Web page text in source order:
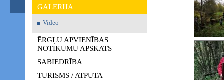
GALERIJA
Video
ĒRGĻU APVIENĪBAS
NOTIKUMU APSKATS
SABIEDRĪBA
TŪRISMS / ATPŪTA